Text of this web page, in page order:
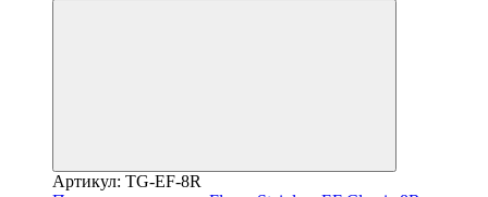
Артикул: TG-EF-8R